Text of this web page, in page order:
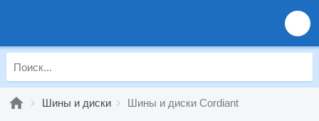
Шины и диски Шины и диски Cordiant